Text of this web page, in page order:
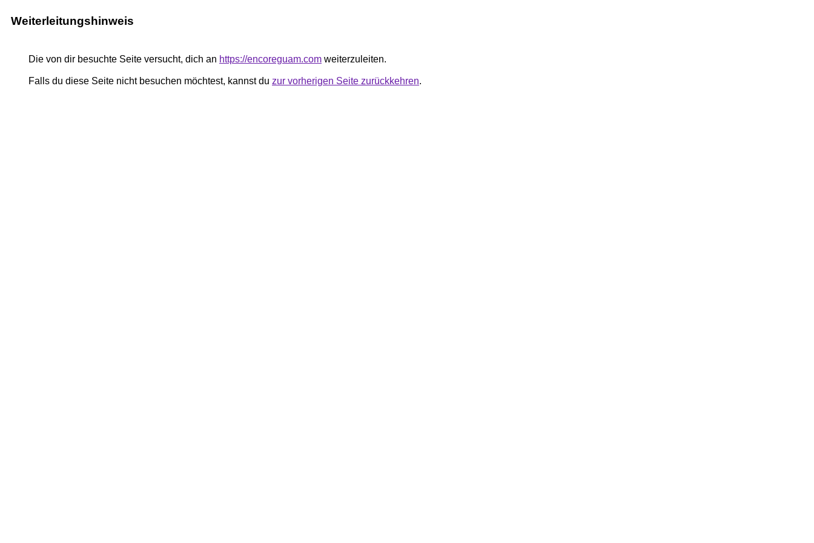
Weiterleitungshinweis
Die von dir besuchte Seite versucht, dich an https://encoreguam.com weiterzuleiten.
Falls du diese Seite nicht besuchen möchtest, kannst du zur vorherigen Seite zurückkehren.